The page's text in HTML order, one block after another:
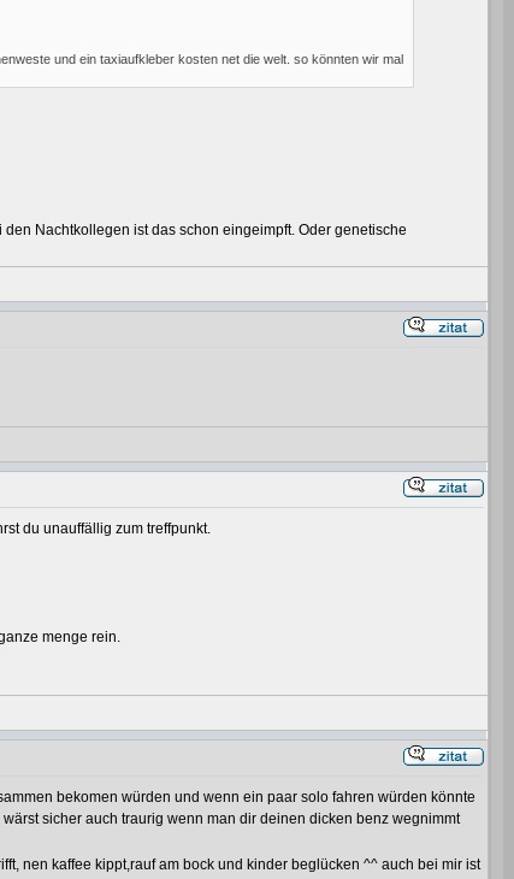
und ein taxiaufkleber kosten net die welt. so könnten wir mal
Nachtkollegen ist das schon eingeimpft. Oder genetische
du unauffällig zum treffpunkt.
menge rein.
bekomen würden und wenn ein paar solo fahren würden könnte
sicher auch traurig wenn man dir deinen dicken benz wegnimmt
nen kaffee kippt,rauf am bock und kinder beglücken ^^ auch bei mir ist